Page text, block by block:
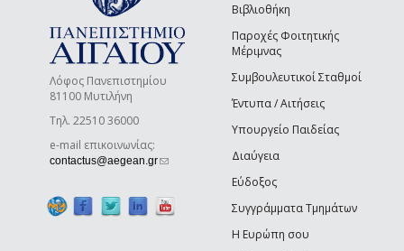
Λόφος Πανεπιστημίου
81100 Μυτιλήνη
Τηλ. 22510 36000
e-mail επικοινωνίας:
contactus@aegean.gr(link sends e-mail)
Βιβλιοθήκη
Παροχές Φοιτητικής
Μέριμνας
Συμβουλευτικοί Σταθμοί
Έντυπα / Αιτήσεις
Υπουργείο Παιδείας
Διαύγεια
Εύδοξος
Συγγράμματα Τμημάτων
Η Ευρώπη σου